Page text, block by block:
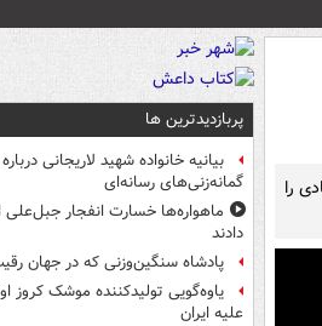
را
پربازدیدترین ها
بیانیه خانواده شهید لاریجانی
گمانه‌زنی‌های رسانه‌ای
ماهواره‌ها خسارت انفجار جبل‌علی
دادند
پادشاه سنگین‌وزنی که در جهان
یاوه‌گویی تولیدکننده موشک کروز
علیه ایران